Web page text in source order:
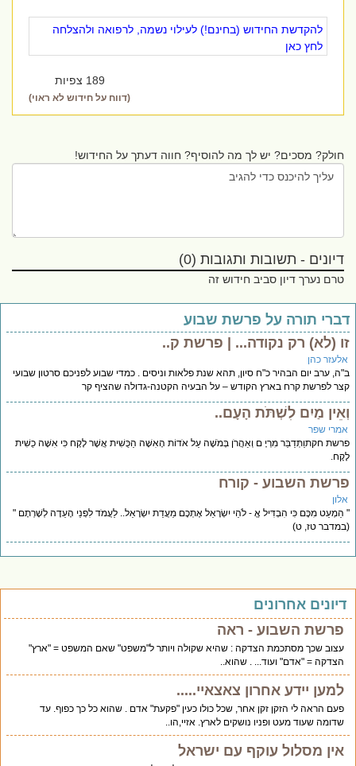
להקדשת החידוש (בחינם!) לעילוי נשמה, לרפואה ולהצלחה
לחץ כאן
189 צפיות
(דווח על חידוש לא ראוי)
חולק? מסכים? יש לך מה להוסיף? חווה דעתך על החידוש!
דיונים - תשובות ותגובות (0)
טרם נערך דיון סביב חידוש זה
תורה על פרשת שבוע
(לא) רק נקודה... | פרשת ק..
כהן
ערב יום הבהיר כ"ח סיון, תהא שנת פלאות וניסים . כמדי שבוע לפניכם סרטון שבועי
לפרשת קרח בארץ הקודש – על הבעיה הקטנה-גדולה שהציף קר
מַיִם לִשְׁתֹּת הָעָם..
שפר
חקתוַתְּדַבֵּר מִרְיָ ם וְאַהֲרֹן בְּמֹשֶׁה עַל אֹדוֹת הָאִשָּׁה הַכֻּשִׁית אֲשֶׁר לָקָח כִּי אִשָּׁה כֻשִׁית
השבוע - קורח
מִכֶּם כִּי הִבְדִּיל אֱ - לֹהֵי יִשְׂרָאֵל אֶתְכֶם מֵעֲדַת יִשְׂרָאֵל.. לַעֲמֹד לִפְנֵי הָעֵדָה לְשָׁרְתָם "
טז, ט)
אחרונים
פרשת השבוע - ראה
עצוב שכך מסתכמת הצדקה : שהיא שקולה ויותר ל"משפט" שאם המשפט = "ארץ"
הצדקה = "אדם" ועוד... . שהוא..
למען יידע אחרון צאצאיי.....
פעם הראה לי הזקן זקן אחר, שכל כולו כעין "פקעת" אדם . שהוא כל כך כפוף. עד
שדומה שעוד מעט ופניו נושקים לארץ. אזיי,הו..
אין מסלול עוקף עם ישראל